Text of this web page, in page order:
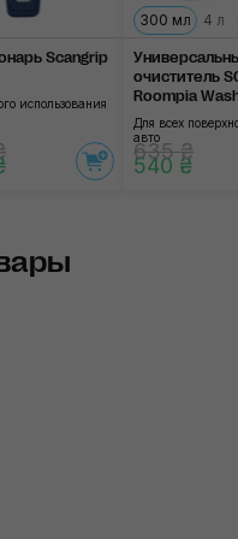
Scangrip
использования
300 мл 4 л
очиститель
Roompia
Для всех
авто
635 ₴
540 ₴